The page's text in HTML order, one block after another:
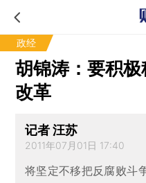
政经
胡锦涛：要积
改革
记者 汪苏
2011年07月01日 17:40
将坚定不移把反腐败斗